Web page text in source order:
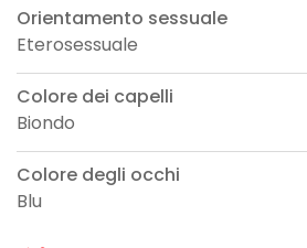
Orientamento sessuale
Eterosessuale
Colore dei capelli
Biondo
Colore degli occhi
Blu